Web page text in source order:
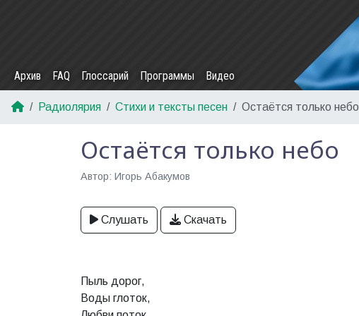
Архив FAQ Глоссарий Программы Видео
Радиолярия Стихи и тексты песен Остаётся только небо
Остаётся только небо
Автор: Игорь Абакумов
Слушать Скачать
Пыль дорог,
Воды глоток,